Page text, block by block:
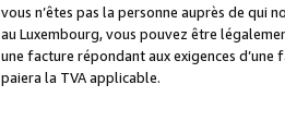
vous n’êtes pas la personne auprès de qui
au Luxembourg, vous pouvez être
une facture répondant aux exigences
paiera la TVA applicable.